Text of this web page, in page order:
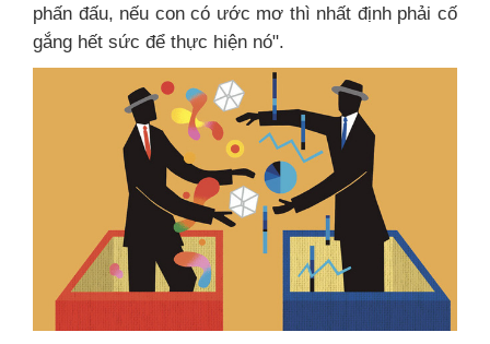
phấn đấu, nếu con có ước mơ thì nhất định phải cố
gắng hết sức để thực hiện nó".